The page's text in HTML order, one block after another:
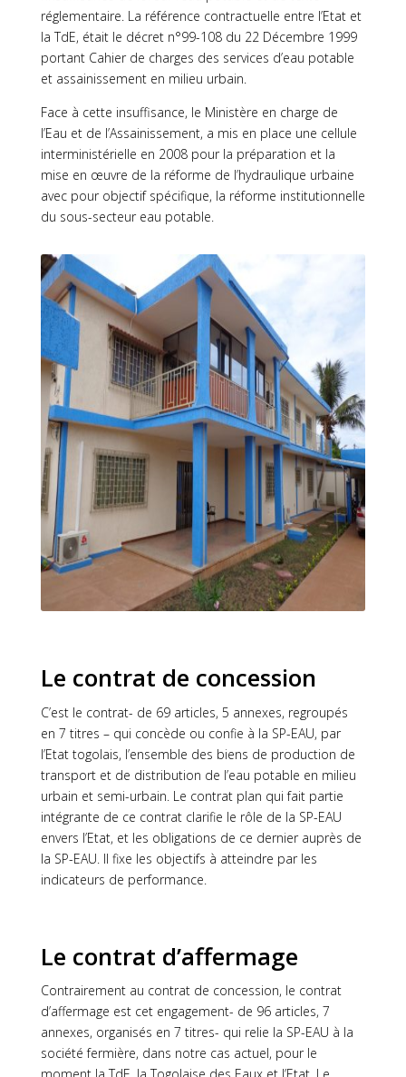
réglementaire. La référence contractuelle entre l’Etat et
la TdE, était le décret n°99-108 du 22 Décembre 1999
portant Cahier de charges des services d’eau potable
et assainissement en milieu urbain.
Face à cette insuffisance, le Ministère en charge de
l’Eau et de l’Assainissement, a mis en place une cellule
interministérielle en 2008 pour la préparation et la
mise en œuvre de la réforme de l’hydraulique urbaine
avec pour objectif spécifique, la réforme institutionnelle
du sous-secteur eau potable.
Le contrat de concession
C’est le contrat- de 69 articles, 5 annexes, regroupés
en 7 titres – qui concède ou confie à la SP-EAU, par
l’Etat togolais, l’ensemble des biens de production de
transport et de distribution de l’eau potable en milieu
urbain et semi-urbain. Le contrat plan qui fait partie
intégrante de ce contrat clarifie le rôle de la SP-EAU
envers l’Etat, et les obligations de ce dernier auprès de
la SP-EAU. Il fixe les objectifs à atteindre par les
indicateurs de performance.
Le contrat d’affermage
Contrairement au contrat de concession, le contrat
d’affermage est cet engagement- de 96 articles, 7
annexes, organisés en 7 titres- qui relie la SP-EAU à la
société fermière, dans notre cas actuel, pour le